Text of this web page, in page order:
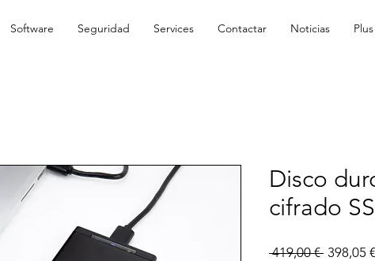
Software Seguridad Services Contactar Noticias Plus
Disco
cifrado
419,00 € Precio
398,05 €